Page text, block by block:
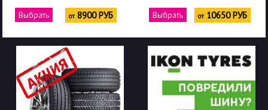
Выбрать от8900 РУБ Выбрать от10650 РУБ